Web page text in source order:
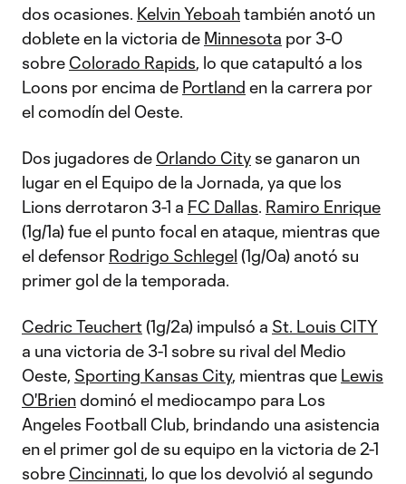
dos ocasiones. Kelvin Yeboahtambién anotó un
doblete en la victoria de Minnesota por 3-0
sobre Colorado Rapids, lo que catapultó a los
Loons por encima de Portland en la carrera por
el comodín del Oeste.
Dos jugadores de Orlando City se ganaron un
lugar en el Equipo de la Jornada, ya que los
Lions derrotaron 3-1 a FC Dallas. Ramiro Enrique
(1g/1a) fue el punto focal en ataque, mientras que
el defensor Rodrigo Schlegel (1g/0a) anotó su
primer gol de la temporada.
Cedric Teuchert(1g/2a) impulsó a St. Louis CITY
a una victoria de 3-1 sobre su rival del Medio
Oeste, Sporting Kansas City, mientras que Lewis
O'Briendominó el mediocampo para Los
Angeles Football Club, brindando una asistencia
en el primer gol de su equipo en la victoria de 2-1
sobre Cincinnati, lo que los devolvió al segundo